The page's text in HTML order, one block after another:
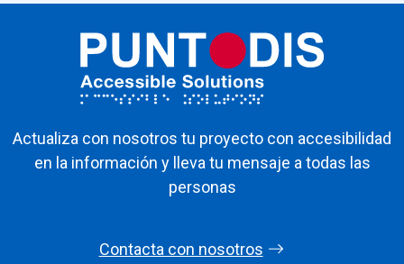
Actualiza con nosotros tu proyecto con accesibilidad
en la información y lleva tu mensaje a todas las
personas
Contacta con nosotros